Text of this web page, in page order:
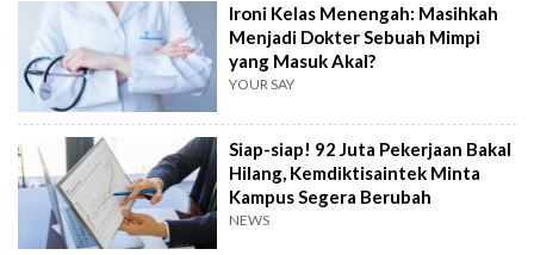
Ironi Kelas Menengah: Masihkah
Menjadi Dokter Sebuah Mimpi
yang Masuk Akal?
YOUR SAY
Siap-siap! 92 Juta Pekerjaan Bakal
Hilang, Kemdiktisaintek Minta
Kampus Segera Berubah
NEWS